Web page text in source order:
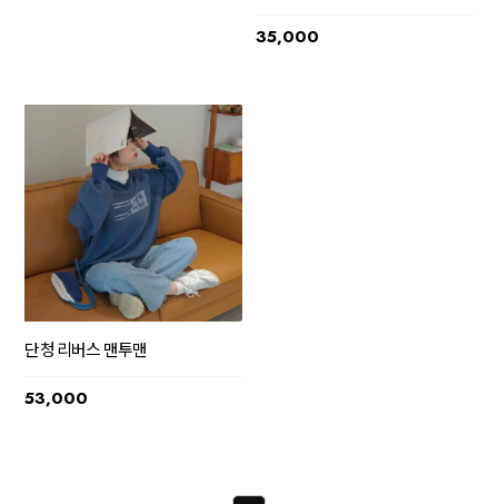
35,000
단청 리버스 맨투맨
53,000